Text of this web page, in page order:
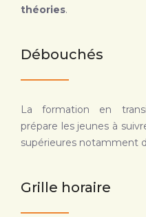
théories.
Débouchés
La formation en
prépare les jeunes à
supérieures notamment
Grille horaire